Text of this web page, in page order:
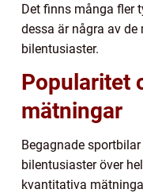
Det finns många fler
dessa är några av
bilentusiaster.
Popularitet
mätningar
Begagnade
bilentusiaster över
kvantitativa